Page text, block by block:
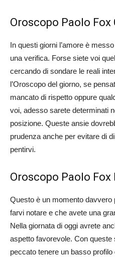
Oroscopo Paolo Fox
In questi giorni l’amore è
una verifica. Forse siete voi
cercando di sondare le reali
l’Oroscopo del giorno, se
mancato di rispetto oppure
voi, adesso sarete determinati
posizione. Queste ansie
prudenza anche per evitare di
pentirvi.
Oroscopo Paolo Fox
Questo è un momento
farvi notare e che avete una
Nella giornata di oggi avrete
aspetto favorevole. Con
peccato tenere un basso